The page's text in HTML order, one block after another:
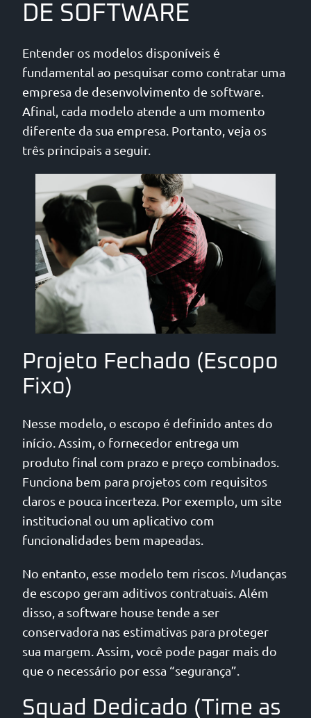
DE SOFTWARE
Entender os modelos disponíveis é
fundamental ao pesquisar como contratar uma
empresa de desenvolvimento de software.
Afinal, cada modelo atende a um momento
diferente da sua empresa. Portanto, veja os
três principais a seguir.
Projeto Fechado (Escopo
Fixo)
Nesse modelo, o escopo é definido antes do
início. Assim, o fornecedor entrega um
produto final com prazo e preço combinados.
Funciona bem para projetos com requisitos
claros e pouca incerteza. Por exemplo, um site
institucional ou um aplicativo com
funcionalidades bem mapeadas.
No entanto, esse modelo tem riscos. Mudanças
de escopo geram aditivos contratuais. Além
disso, a software house tende a ser
conservadora nas estimativas para proteger
sua margem. Assim, você pode pagar mais do
que o necessário por essa “segurança”.
Squad Dedicado (Time as